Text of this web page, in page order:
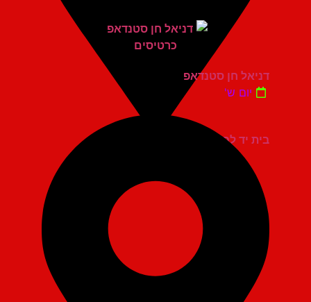
בית יד לבנים אשדוד
דניאל חן סטנדאפ
יום ש'